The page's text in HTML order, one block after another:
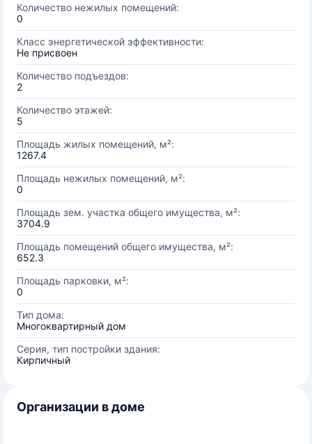
Количество нежилых помещений:
0
Класс энергетической эффективности:
Не присвоен
Количество подъездов:
2
Количество этажей:
5
Площадь жилых помещений, м²:
1267.4
Площадь нежилых помещений, м²:
0
Площадь зем. участка общего имущества, м²:
3704.9
Площадь помещений общего имущества, м²:
652.3
Площадь парковки, м²:
0
Тип дома:
Многоквартирный дом
Серия, тип постройки здания:
Кирпичный
Организации в доме